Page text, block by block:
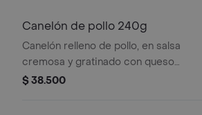
Canelón de pollo 240g
Canelón relleno de pollo, en salsa
cremosa y gratinado con queso
parmesano.
$ 38.500